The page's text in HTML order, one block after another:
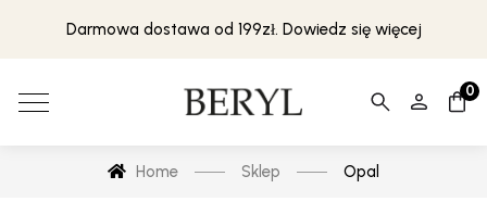
Darmowa dostawa od 199zł. Dowiedz się więcej
0
Home Sklep Opal